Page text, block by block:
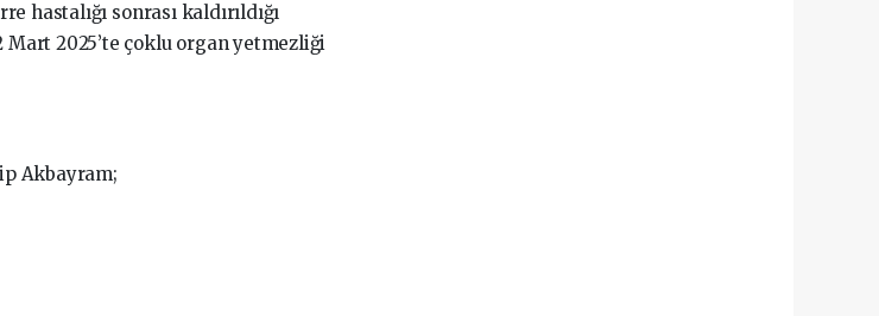
hastalığı sonrası kaldırıldığı
Mart 2025’te çoklu organ yetmezliği
Akbayram;